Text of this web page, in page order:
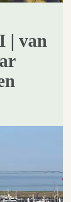
| van